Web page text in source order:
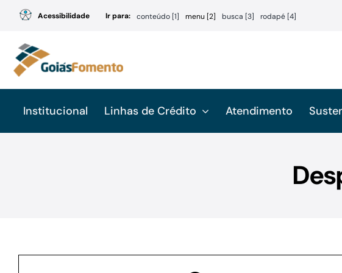
conteúdo
Acessibilidade Ir para: conteúdo [1] menu [2] busca [3] rodapé [4]
Institucional Linhas de Crédito Atendimento